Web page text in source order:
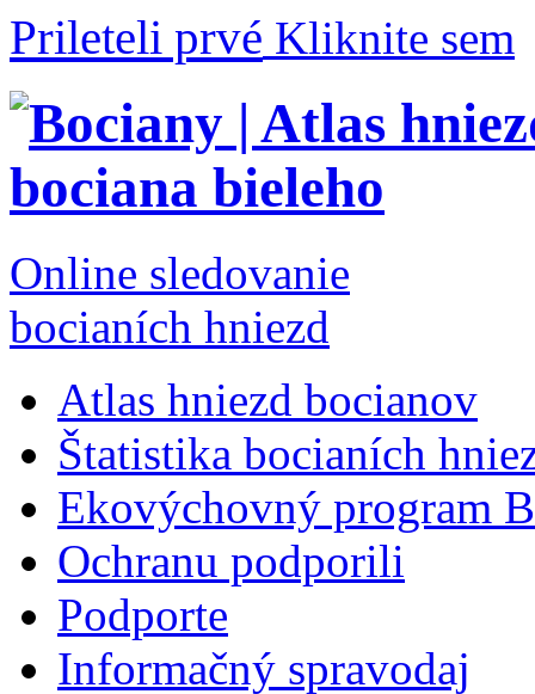
Prileteli prvé Kliknite sem
Online sledovanie
bocianích hniezd
Atlas hniezd bocianov
Štatistika bocianích
Ekovýchovný program
Ochranu podporili
Podporte
Informačný spravodaj